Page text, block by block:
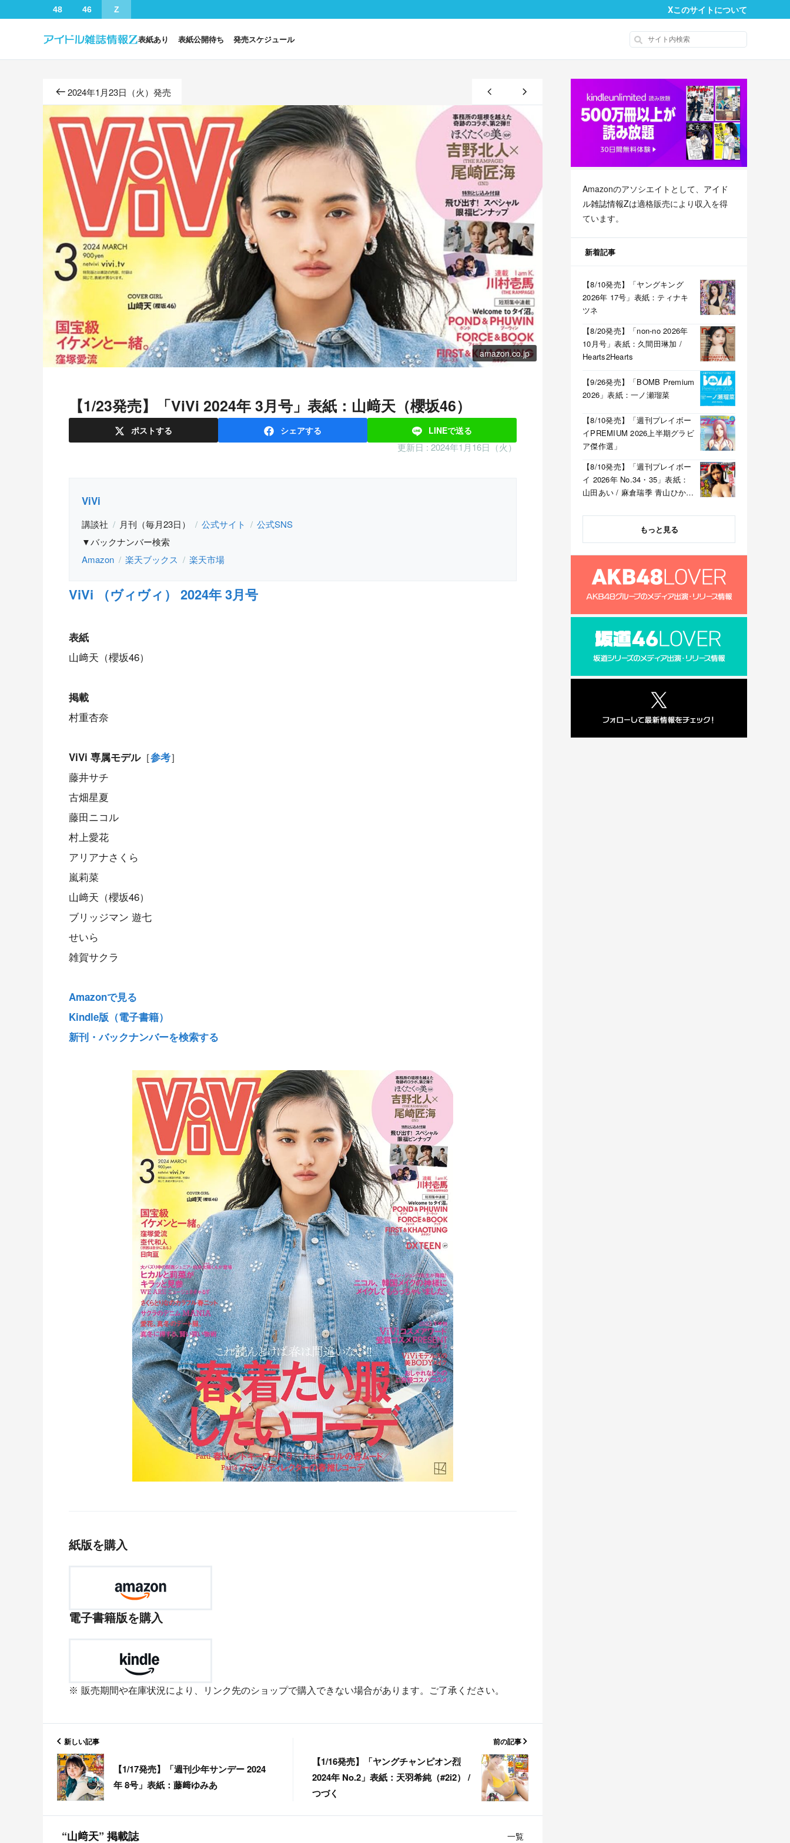
48 46 Z Xこのサイトについて
表紙あり 表紙公開待ち 発売スケジュール
2024年1月23日（火）発売
amazon.co.jp
【1/23発売】「ViVi 2024年 3月号」表紙：山﨑天（櫻坂46）
ポストする シェアする LINEで送る
更新日 : 2024年1月16日（火）
ViVi
講談社 月刊（毎月23日） 公式サイト
公式SNS
▼バックナンバー検索
Amazon
楽天ブックス 楽天市場
ViVi （ヴィヴィ） 2024年 3月号
表紙
山﨑天（櫻坂46）
掲載
村重杏奈
ViVi 専属モデル［参考］
藤井サチ
古畑星夏
藤田ニコル
村上愛花
アリアナさくら
嵐莉菜
山﨑天（櫻坂46）
ブリッジマン 遊七
せいら
雑賀サクラ
Amazonで見る
Kindle版（電子書籍）
新刊・バックナンバーを検索する
紙版を購入
電子書籍版を購入
販売期間や在庫状況により、リンク先のショップで購入できない場合があります。ご了承ください。
新しい記事
【1/17発売】「週刊少年サンデー 2024
年 8号」表紙：藤﨑ゆみあ
前の記事
【1/16発売】「ヤングチャンピオン烈
2024年 No.2」表紙：天羽希純（#2i2） /
つづく
“山﨑天” 掲載誌 一覧
Amazonのアソシエイトとして、 アイド
ル雑誌情報Zは適格販売により収入を得
ています。
新着記事
【8/10発売】「ヤングキング
2026年 17号」表紙：ティナキ
ツネ
【8/20発売】「non-no 2026年
10月号」表紙：久間田琳加 /
Hearts2Hearts
【9/26発売】「BOMB Premium
2026」表紙：一ノ瀬瑠菜
【8/10発売】「週刊プレイボー
イPREMIUM 2026上半期グラビ
ア傑作選」
【8/10発売】「週刊プレイボー
イ 2026年 No.34・35」表紙：
山田あい / 麻倉瑞季 青山ひかる
もっと見る